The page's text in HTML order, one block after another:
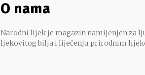
O nama
Narodni lijek je magazin namijenjen za
ljekovitog bilja i liječenju prirodnim